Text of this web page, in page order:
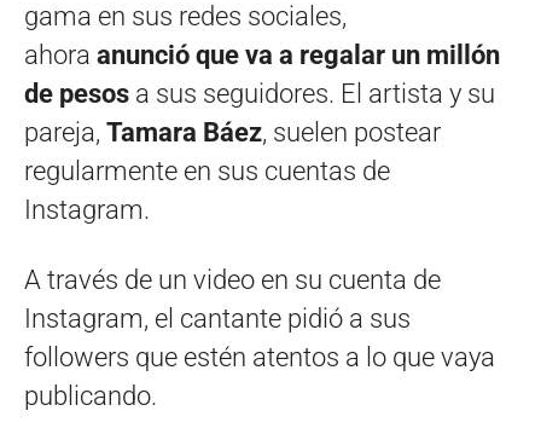
gama en sus redes sociales,
ahora anunció que va a regalar un millón
de pesos a sus seguidores. El artista y su
pareja, Tamara Báez, suelen postear
regularmente en sus cuentas de
Instagram.
A través de un video en su cuenta de
Instagram, el cantante pidió a sus
followers que estén atentos a lo que vaya
publicando.